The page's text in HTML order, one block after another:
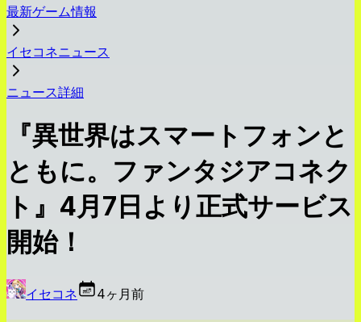
最新ゲーム情報
イセコネニュース
ニュース詳細
『異世界はスマートフォンと
ともに。ファンタジアコネク
ト』4月7日より正式サービス
開始！
イセコネ 4ヶ月前